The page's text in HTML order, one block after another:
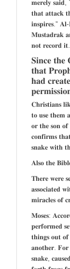
𝐦𝐞𝐫𝐞𝐥𝐲 𝐬𝐚𝐢𝐝,
𝐭𝐡𝐚𝐭 𝐚𝐭𝐭𝐚𝐜𝐤
𝐢𝐧𝐬𝐩𝐢𝐫𝐞𝐬.”
𝐌𝐮𝐬𝐭𝐚𝐝𝐫𝐚𝐤
𝐧𝐨𝐭 𝐫𝐞𝐜𝐨𝐫𝐝
𝐒𝐢𝐧𝐜𝐞 𝐭𝐡𝐞
𝐭𝐡𝐚𝐭
𝐡𝐚𝐝
𝐂𝐡𝐫𝐢𝐬𝐭𝐢𝐚𝐧𝐬
𝐭𝐨 𝐮𝐬𝐞 𝐭𝐡𝐞𝐦
𝐨𝐫 𝐭𝐡𝐞 𝐬𝐨𝐧
𝐜𝐨𝐧𝐟𝐢𝐫𝐦𝐬
𝐬𝐧𝐚𝐤𝐞 𝐰𝐢𝐭𝐡
𝐀𝐥𝐬𝐨 𝐭𝐡𝐞
𝐓𝐡𝐞𝐫𝐞 𝐰𝐞𝐫𝐞
𝐚𝐬𝐬𝐨𝐜𝐢𝐚𝐭𝐞𝐝
𝐦𝐢𝐫𝐚𝐜𝐥𝐞𝐬 𝐨𝐟
𝐌𝐨𝐬𝐞𝐬:
𝐩𝐞𝐫𝐟𝐨𝐫𝐦𝐞𝐝
𝐭𝐡𝐢𝐧𝐠𝐬 𝐨𝐮𝐭
𝐚𝐧𝐨𝐭𝐡𝐞𝐫. 𝐅𝐨𝐫
𝐬𝐧𝐚𝐤𝐞,